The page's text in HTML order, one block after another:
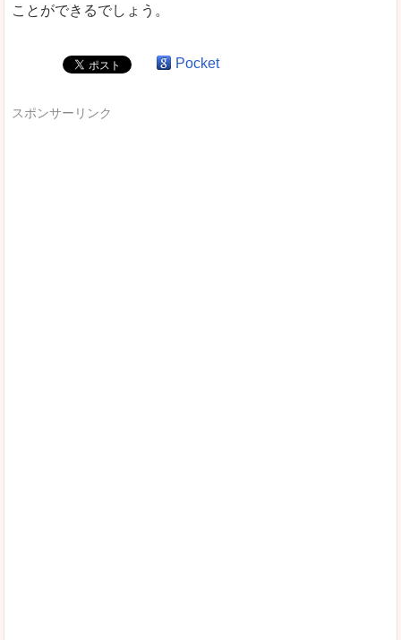
ことができるでしょう。
Pocket
スポンサーリンク